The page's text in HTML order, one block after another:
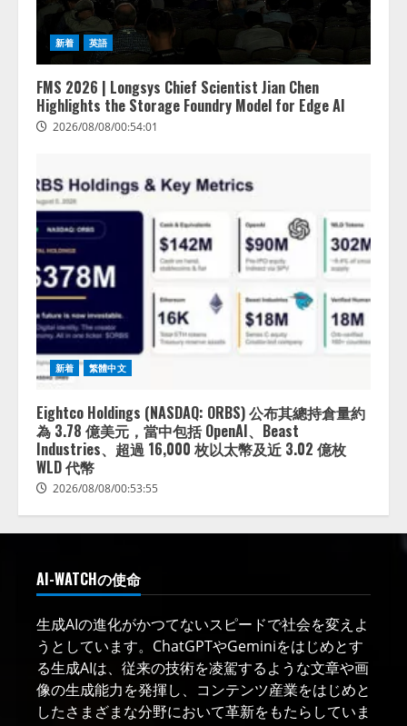
新着 英語
FMS 2026 | Longsys Chief Scientist Jian Chen
Highlights the Storage Foundry Model for Edge AI
2026/08/08/00:54:01
新着 繁體中文
Eightco Holdings (NASDAQ: ORBS) 公布其總持倉量約
為 3.78 億美元，當中包括 OpenAI、Beast
Industries、超過 16,000 枚以太幣及近 3.02 億枚
WLD 代幣
2026/08/08/00:53:55
AI-WATCHの使命
生成AIの進化がかつてないスピードで社会を変えよ
うとしています。ChatGPTやGeminiをはじめとす
る生成AIは、従来の技術を凌駕するような文章や画
像の生成能力を発揮し、コンテンツ産業をはじめと
したさまざまな分野において革新をもたらしていま